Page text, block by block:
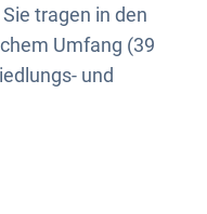
tragen in den
Umfang (39
und